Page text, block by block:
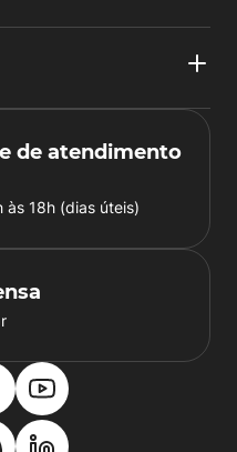
de atendimento
às 18h (dias úteis)